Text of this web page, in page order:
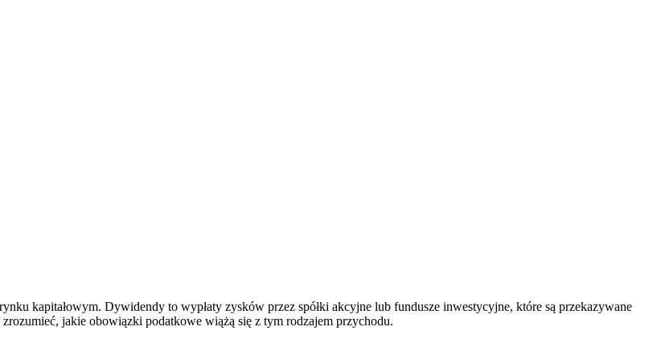
kapitałowym. Dywidendy to wypłaty zysków przez spółki akcyjne lub fundusze inwestycyjne, które są przekazywane
jakie obowiązki podatkowe wiążą się z tym rodzajem przychodu.